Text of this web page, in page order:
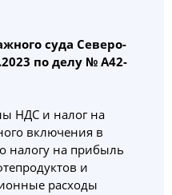
суда Северо-
по делу № А42-
НДС и налог на
включения в
налогу на прибыль
и
расходы